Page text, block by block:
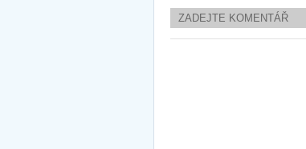
ZADEJTE KOMENTÁŘ